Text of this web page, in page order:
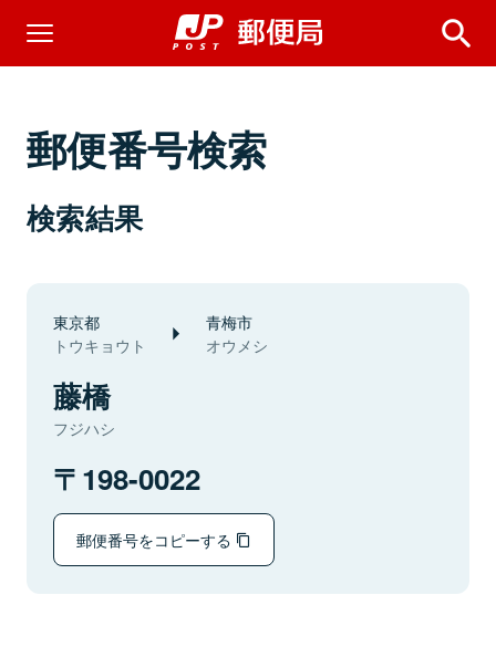
郵便番号検索
検索結果
東京都
トウキョウト
青梅市
オウメシ
藤橋
フジハシ
198-0022
郵便番号をコピーする